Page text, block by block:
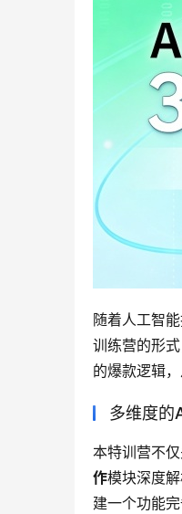
随着人工智
训练营的形
的爆款逻辑
多维度的
本特训营不
作模块深度
建一个功能